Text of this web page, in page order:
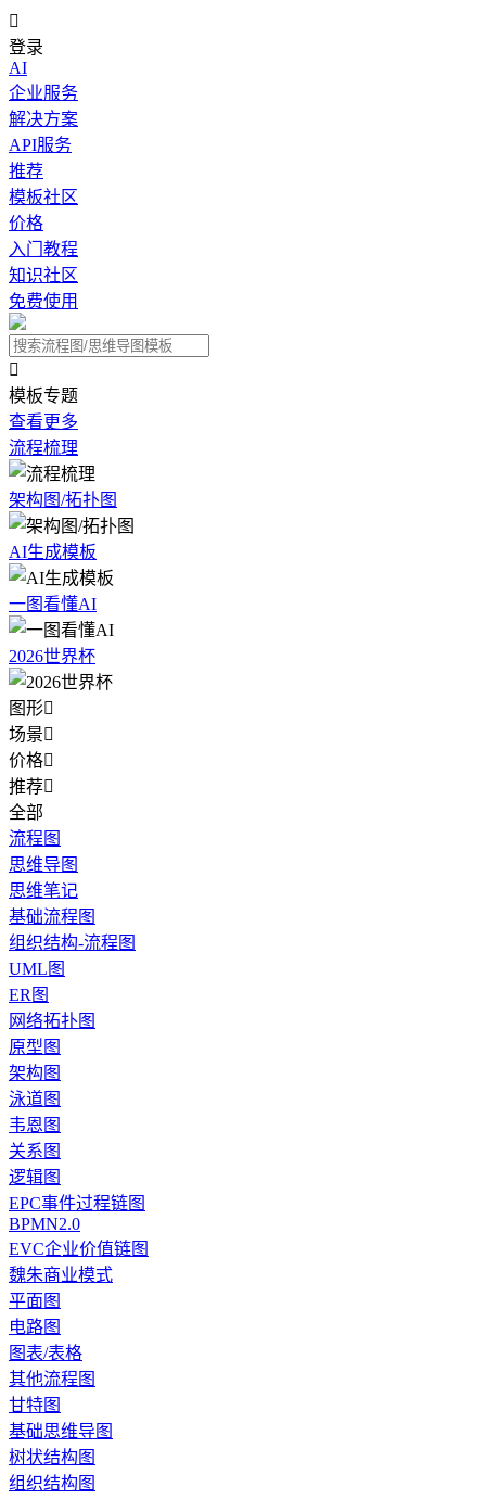

登录
AI
企业服务
解决方案
API服务
推荐
模板社区
价格
入门教程
知识社区
免费使用

模板专题
查看更多
流程梳理
架构图/拓扑图
AI生成模板
一图看懂AI
2026世界杯
图形
场景
价格
推荐
全部
流程图
思维导图
思维笔记
基础流程图
组织结构-流程图
UML图
ER图
网络拓扑图
原型图
架构图
泳道图
韦恩图
关系图
逻辑图
EPC事件过程链图
BPMN2.0
EVC企业价值链图
魏朱商业模式
平面图
电路图
图表/表格
其他流程图
甘特图
基础思维导图
树状结构图
组织结构图